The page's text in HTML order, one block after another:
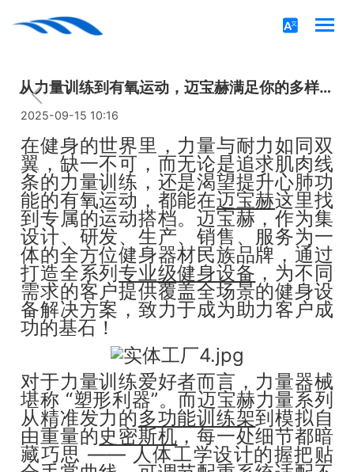
从力量训练到有氧运动，迈宝赫满足你的多样需求！
2025-09-15 10:16
在健身的世界里，力量与耐力如同双
翼，缺一不可，而无论是追求肌肉线
条的力量训练，还是渴望提升心肺功
能的有氧运动，都能在迈宝赫这里找
到专属的运动搭档。迈宝赫，作为集
设计、研发、生产、销售、服务为一
体的全方位健身器材民族品牌，通过
打造全系列专业级健身设备 ，为不同
需求的客户提供覆盖全场景的健身设
备解决方案，致力于成为助力客户成
功的基石！
对于力量训练爱好者而言，力量器械
堪称 “塑形利器”。而迈宝赫力量系列
从精准发力的多功能训练架到模拟自
由重量的史密斯机 ，每一处细节都暗
藏巧思 —— 人体工学设计的握把贴